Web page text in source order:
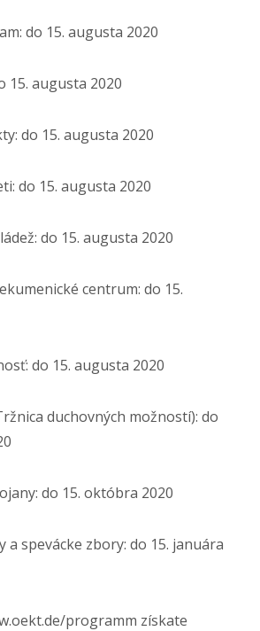
do 15. augusta 2020
15. augusta 2020
do 15. augusta 2020
do 15. augusta 2020
do 15. augusta 2020
centrum: do 15.
do 15. augusta 2020
duchovných možností): do
do 15. októbra 2020
a spevácke zbory: do 15. januára
programm získate